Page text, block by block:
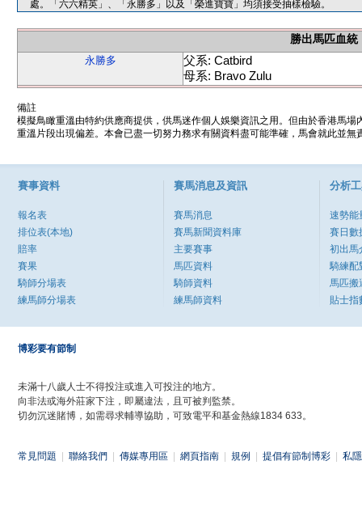
處。「六六精英」、「永勝多」以及「榮進寶寶」均須接受抽樣檢驗。
勝出馬匹血統
永勝多
父系: Catbird
母系: Bravo Zulu
備註
模擬鳥瞰重溫由特約供應商提供，供馬迷作個人娛樂資訊之用。但由於香港馬
重溫片段出現偏差。本會已盡一切努力務求有關資料盡可能準確，馬會就此並
賽事資料
報名表
排位表(本地)
賠率
賽果
騎師分場表
練馬師分場表
賽馬消息及資訊
賽馬消息
賽馬新聞資料庫
主要賽事
馬匹資料
騎師資料
練馬師資料
分析
速勢能
賽日數
初出馬
騎練配
馬匹搬
貼士指
博彩要有節制
未滿十八歲人士不得投注或進入可投注的地方。
向非法或海外莊家下注，即屬違法，且可被判監禁。
切勿沉迷賭博，如需尋求輔導協助，可致電平和基金熱線1834 633。
常見問題 聯絡我們 傳媒專用區 網頁指南 規例 提倡有節制博彩 私